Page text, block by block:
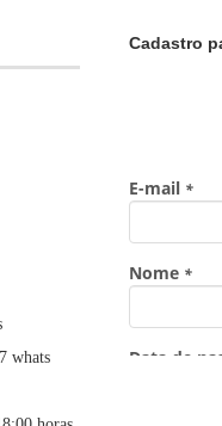
whats
Cadastro